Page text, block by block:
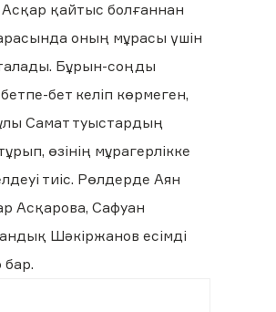
Асқар қайтыс болғаннан
оның мұрасы үшін
Бұрын-соңды
бет келіп көрмеген,
Самат туыстардың
өзінің мұрагерлікке
тиіс. Рөлдерде Аян
Асқарова, Сафуан
Шәкіржанов есімді
бар.